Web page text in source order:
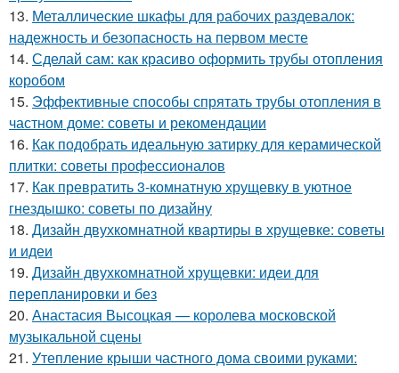
13. Металлические шкафы для рабочих раздевалок:
надежность и безопасность на первом месте
14. Сделай сам: как красиво оформить трубы отопления
коробом
15. Эффективные способы спрятать трубы отопления в
частном доме: советы и рекомендации
16. Как подобрать идеальную затирку для керамической
плитки: советы профессионалов
17. Как превратить 3-комнатную хрущевку в уютное
гнездышко: советы по дизайну
18. Дизайн двухкомнатной квартиры в хрущевке: советы
и идеи
19. Дизайн двухкомнатной хрущевки: идеи для
перепланировки и без
20. Анастасия Высоцкая — королева московской
музыкальной сцены
21. Утепление крыши частного дома своими руками: